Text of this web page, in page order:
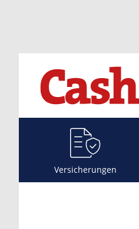
Versicherungen